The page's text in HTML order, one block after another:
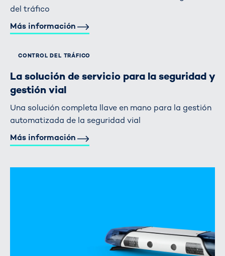
del tráfico
Más información
CONTROL DEL TRÁFICO
La solución de servicio para la seguridad y
gestión vial
Una solución completa llave en mano para la gestión
automatizada de la seguridad vial
Más información